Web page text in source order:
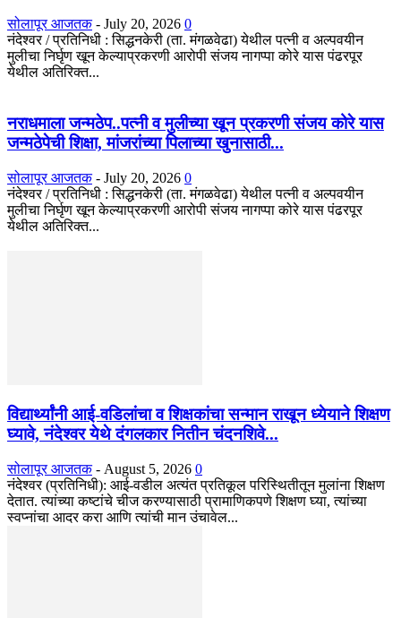
सोलापूर आजतक - July 20, 2026 0
नंदेश्वर / प्रतिनिधी : सिद्धनकेरी (ता. मंगळवेढा) येथील पत्नी व अल्पवयीन
मुलीचा निर्घृण खून केल्याप्रकरणी आरोपी संजय नागप्पा कोरे यास पंढरपूर
येथील अतिरिक्त...
नराधमाला जन्मठेप..पत्नी व मुलीच्या खून प्रकरणी संजय कोरे यास
जन्मठेपेची शिक्षा, मांजरांच्या पिलाच्या खुनासाठी...
सोलापूर आजतक - July 20, 2026 0
नंदेश्वर / प्रतिनिधी : सिद्धनकेरी (ता. मंगळवेढा) येथील पत्नी व अल्पवयीन
मुलीचा निर्घृण खून केल्याप्रकरणी आरोपी संजय नागप्पा कोरे यास पंढरपूर
येथील अतिरिक्त...
विद्यार्थ्यांनी आई-वडिलांचा व शिक्षकांचा सन्मान राखून ध्येयाने शिक्षण
घ्यावे, नंदेश्वर येथे दंगलकार नितीन चंदनशिवे...
सोलापूर आजतक - August 5, 2026 0
नंदेश्वर (प्रतिनिधी): आई-वडील अत्यंत प्रतिकूल परिस्थितीतून मुलांना शिक्षण
देतात. त्यांच्या कष्टांचे चीज करण्यासाठी प्रामाणिकपणे शिक्षण घ्या, त्यांच्या
स्वप्नांचा आदर करा आणि त्यांची मान उंचावेल...